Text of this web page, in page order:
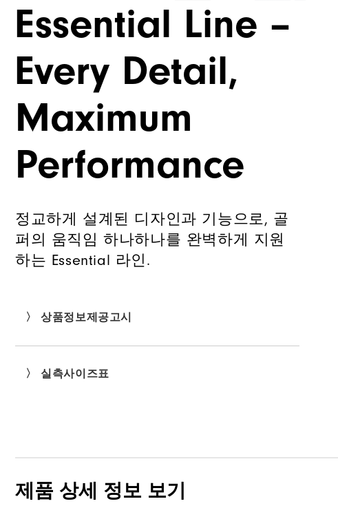
Essential Line –
Every Detail,
Maximum
Performance
정교하게 설계된 디자인과 기능으로, 골
퍼의 움직임 하나하나를 완벽하게 지원
하는 Essential 라인.
〉 상품정보제공고시
〉 실측사이즈표
제품 상세 정보 보기